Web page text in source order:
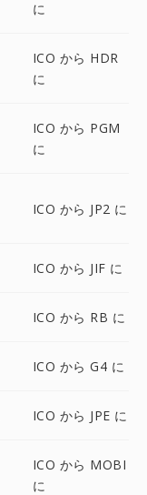
に
ICO から HDR
に
ICO から PGM
に
ICO から JP2 に
ICO から JIF に
ICO から RB に
ICO から G4 に
ICO から JPE に
ICO から MOBI
に